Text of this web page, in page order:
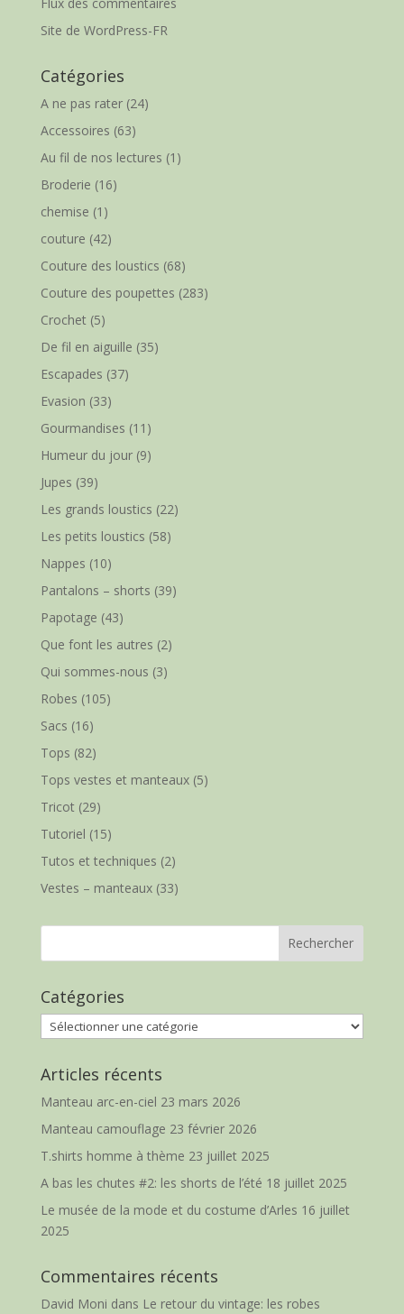
Site de WordPress-FR
Catégories
A ne pas rater(24)
Accessoires (63)
Au fil de nos lectures (1)
Broderie (16)
chemise (1)
couture (42)
Couture des loustics (68)
Couture des poupettes (283)
Crochet (5)
De fil en aiguille (35)
Escapades (37)
Evasion (33)
Gourmandises (11)
Humeur du jour(9)
Jupes (39)
Les grands loustics (22)
Les petits loustics (58)
Nappes (10)
Pantalons – shorts (39)
Papotage (43)
Que font les autres (2)
Qui sommes-nous (3)
Robes (105)
Sacs (16)
Tops (82)
Tops vestes et manteaux(5)
Tricot (29)
Tutoriel (15)
Tutos et techniques (2)
Vestes – manteaux(33)
Catégories
Catégories
Articles récents
Manteau arc-en-ciel 23 mars 2026
Manteau camouflage 23 février 2026
T.shirts homme à thème 23 juillet 2025
A bas les chutes #2: les shorts de l’été 18 juillet 2025
Le musée de la mode et du costume d’Arles 16 juillet
2025
Commentaires récents
David Moni dans Le retour du vintage: les robes